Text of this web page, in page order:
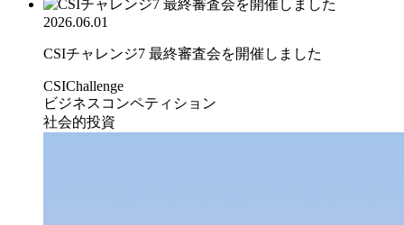
2026.06.01
CSIチャレンジ7 最終審査会を開催しました
CSIChallenge
ビジネスコンペティション
社会的投資